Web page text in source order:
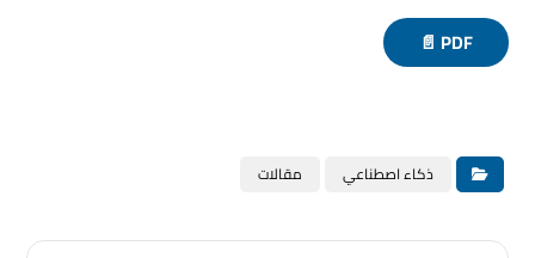
PDF 📄
ذكاء اصطناعي مقالات